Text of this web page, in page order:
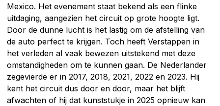
Mexico. Het evenement staat bekend als een flinke
uitdaging, aangezien het circuit op grote hoogte ligt.
Door de dunne lucht is het lastig om de afstelling van
de auto perfect te krijgen. Toch heeft Verstappen in
het verleden al vaak bewezen uitstekend met deze
omstandigheden om te kunnen gaan. De Nederlander
zegevierde er in 2017, 2018, 2021, 2022 en 2023. Hij
kent het circuit dus door en door, maar het blijft
afwachten of hij dat kunststukje in 2025 opnieuw kan